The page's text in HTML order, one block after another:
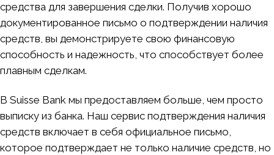
средства для завершения сделки. Получив хорошо
документированное письмо о подтверждении наличия
средств, вы демонстрируете свою финансовую
способность и надежность, что способствует более
плавным сделкам.
В Suisse Bank мы предоставляем больше, чем просто
выписку из банка. Наш сервис подтверждения наличия
средств включает в себя официальное письмо,
которое подтверждает не только наличие средств, но